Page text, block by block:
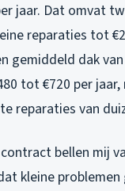
jaar. Dat omvat
reparaties tot
gemiddeld dak
tot €720 per jaar,
reparaties van
bellen mij
kleine